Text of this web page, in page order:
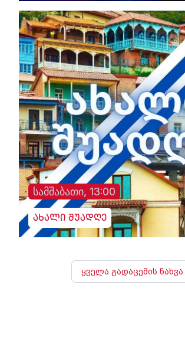
სამშაბათი, 13:00
ახალი შუადღე
ყველა გადაცემის ნახვა